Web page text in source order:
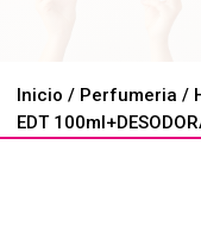
Inicio / Perfumeria /
EDT